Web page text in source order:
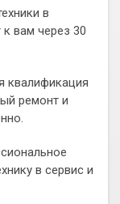
в
вам через 30
квалификация
ремонт и
в сервис и